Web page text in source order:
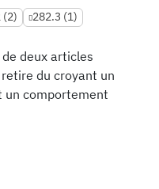
(2) 282.3 (1)
deux articles
du croyant un
un comportement